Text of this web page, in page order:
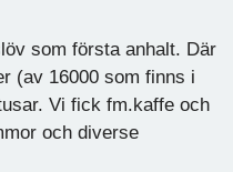
som första anhalt. Där
(av 16000 som finns i
Vi fick fm.kaffe och
och diverse